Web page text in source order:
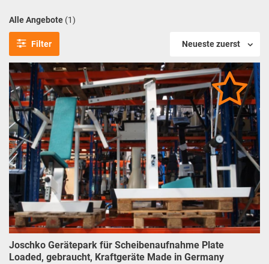
Alle Angebote (1)
Filter Neueste zuerst
Joschko Gerätepark für Scheibenaufnahme Plate
Loaded, gebraucht, Kraftgeräte Made in Germany